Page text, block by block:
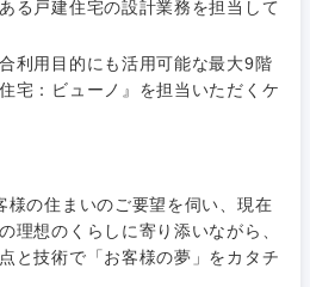
る戸建住宅の設計業務を担当して
利用目的にも活用可能な最大9階
宅：ビューノ』を担当いただくケ
様の住まいのご要望を伺い、現在
理想のくらしに寄り添いながら、
と技術で「お客様の夢」をカタチ
択してください
択してください
択してください
選択してください
力ください